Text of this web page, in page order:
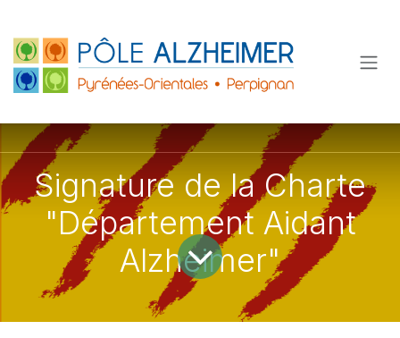
Signature de la Charte
"Département Aidant
Alzheimer"